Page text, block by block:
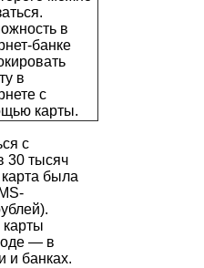
в
банке
в
с
карты.
с
30 тысяч
была
— в
и банках.